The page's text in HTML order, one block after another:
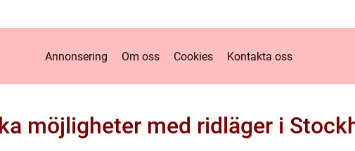
Annonsering Om oss Cookies Kontakta oss
möjligheter med ridläger i